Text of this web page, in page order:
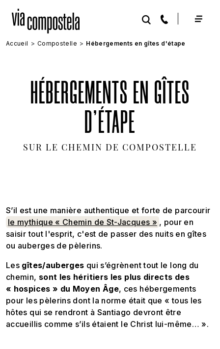
Accueil Compostelle Hébergements en gîtes d'étape
HÉBERGEMENTS EN GÎTES
D'ÉTAPE
SUR LE CHEMIN DE COMPOSTELLE
S’il est une manière authentique et forte de parcourir
le mythique « Chemin de St-Jacques » , pour en
saisir tout l'esprit, c'est de passer des nuits en gîtes
ou auberges de pèlerins.
Les gîtes/auberges qui s’égrènent tout le long du
chemin, sont les héritiers les plus directs des
« hospices » du Moyen Âge, ces hébergements
pour les pèlerins dont la norme était que « tous les
hôtes qui se rendront à Santiago devront être
accueillis comme s’ils étaient le Christ lui-même… ».